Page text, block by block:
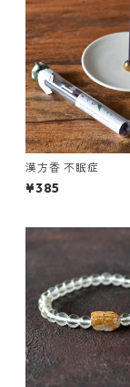
漢方香 不眠症
¥385